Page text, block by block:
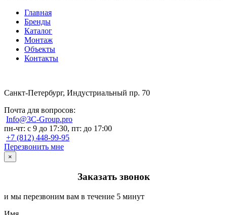
Главная
Бренды
Каталог
Монтаж
Объекты
Контакты
Санкт-Петербург, Индустриальный пр. 70
Почта для вопросов:
Info@3C-Group.pro
пн-чт: с 9 до 17:30, пт: до 17:00
+7 (812) 448-99-95
Перезвонить мне
×
Заказать звонок
и мы перезвоним вам в течение 5 минут